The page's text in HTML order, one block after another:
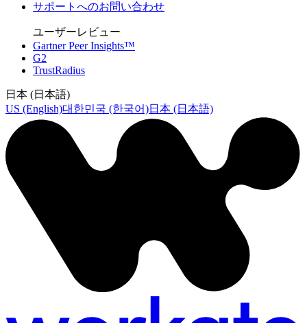
サポートへのお問い合わせ
ユーザーレビュー
Gartner Peer Insights™
G2
TrustRadius
日本 (日本語)
US (English)대한민국 (한국어)日本 (日本語)